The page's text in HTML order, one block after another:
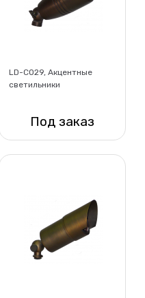
LD-CO29, Акцентные
светильники
Под заказ
Нет в наличии